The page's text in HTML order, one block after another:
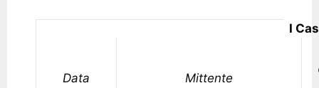
I
Data Mittente